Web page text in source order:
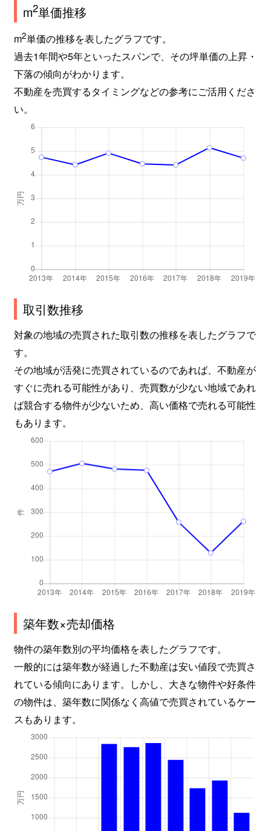
m2単価推移
m2単価の推移を表したグラフです。
過去1年間や5年といったスパンで、その坪単価の上昇・
下落の傾向がわかります。
不動産を売買するタイミングなどの参考にご活用くださ
い。
取引数推移
対象の地域の売買された取引数の推移を表したグラフで
す。
その地域が活発に売買されているのであれば、不動産が
すぐに売れる可能性があり、売買数が少ない地域であれ
ば競合する物件が少ないため、高い価格で売れる可能性
もあります。
築年数×売却価格
物件の築年数別の平均価格を表したグラフです。
一般的には築年数が経過した不動産は安い値段で売買さ
れている傾向にあります。しかし、大きな物件や好条件
の物件は、築年数に関係なく高値で売買されているケー
スもあります。